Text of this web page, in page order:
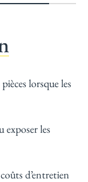
lorsque les
exposer les
d’entretien